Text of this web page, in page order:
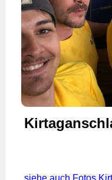
siehe auch Fotos